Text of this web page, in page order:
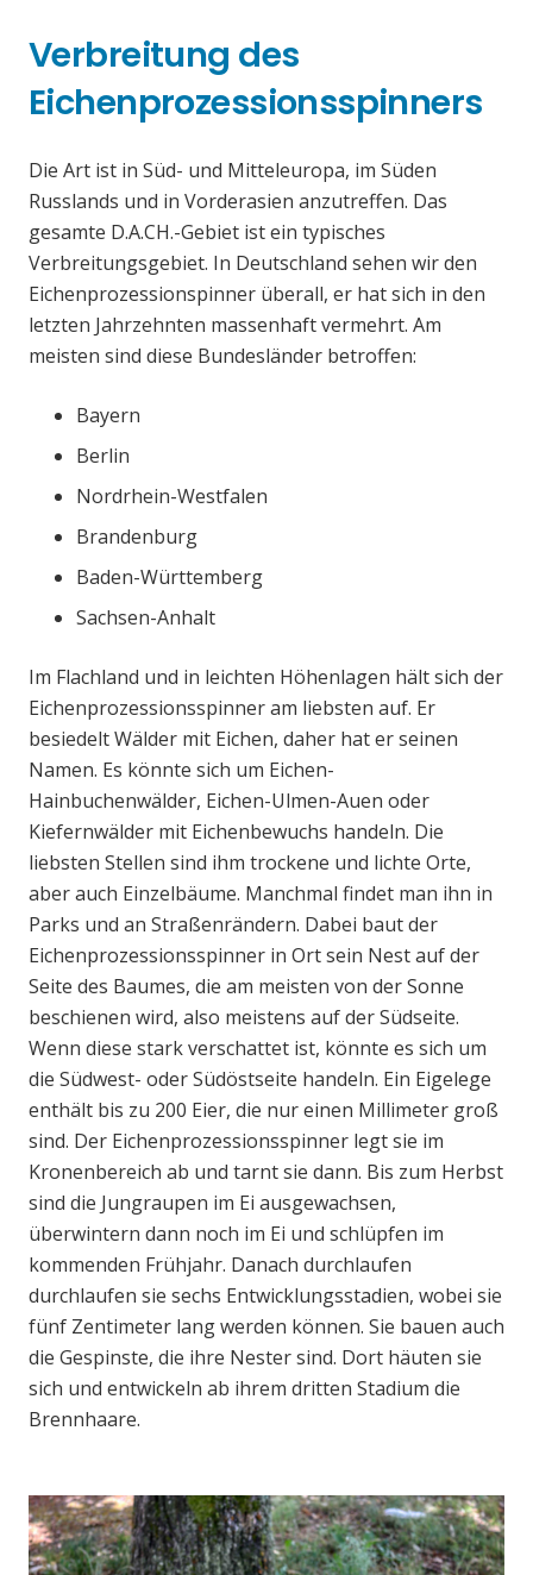
Verbreitung des
Eichenprozessionsspinners
Die Art ist in Süd- und Mitteleuropa, im Süden
Russlands und in Vorderasien anzutreffen. Das
gesamte D.A.CH.-Gebiet ist ein typisches
Verbreitungsgebiet. In Deutschland sehen wir den
Eichenprozessionspinner überall, er hat sich in den
letzten Jahrzehnten massenhaft vermehrt. Am
meisten sind diese Bundesländer betroffen:
Bayern
Berlin
Nordrhein-Westfalen
Brandenburg
Baden-Württemberg
Sachsen-Anhalt
Im Flachland und in leichten Höhenlagen hält sich der
Eichenprozessionsspinner am liebsten auf. Er
besiedelt Wälder mit Eichen, daher hat er seinen
Namen. Es könnte sich um Eichen-
Hainbuchenwälder, Eichen-Ulmen-Auen oder
Kiefernwälder mit Eichenbewuchs handeln. Die
liebsten Stellen sind ihm trockene und lichte Orte,
aber auch Einzelbäume. Manchmal findet man ihn in
Parks und an Straßenrändern. Dabei baut der
Eichenprozessionsspinner in Ort sein Nest auf der
Seite des Baumes, die am meisten von der Sonne
beschienen wird, also meistens auf der Südseite.
Wenn diese stark verschattet ist, könnte es sich um
die Südwest- oder Südöstseite handeln. Ein Eigelege
enthält bis zu 200 Eier, die nur einen Millimeter groß
sind. Der Eichenprozessionsspinner legt sie im
Kronenbereich ab und tarnt sie dann. Bis zum Herbst
sind die Jungraupen im Ei ausgewachsen,
überwintern dann noch im Ei und schlüpfen im
kommenden Frühjahr. Danach durchlaufen
durchlaufen sie sechs Entwicklungsstadien, wobei sie
fünf Zentimeter lang werden können. Sie bauen auch
die Gespinste, die ihre Nester sind. Dort häuten sie
sich und entwickeln ab ihrem dritten Stadium die
Brennhaare.